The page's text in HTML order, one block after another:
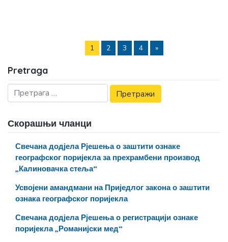
1 2 3 4 »
Pretraga
Скорашњи чланци
Свечана додјела Рјешења о заштити ознаке
географског поријекла за прехрамбени производ
„Калиновачка стеља“
Усвојени амандмани на Приједлог закона о заштити
ознака географског поријекла
Свечана додјела Рјешења о регистрацији ознаке
поријекла „Романијски мед“